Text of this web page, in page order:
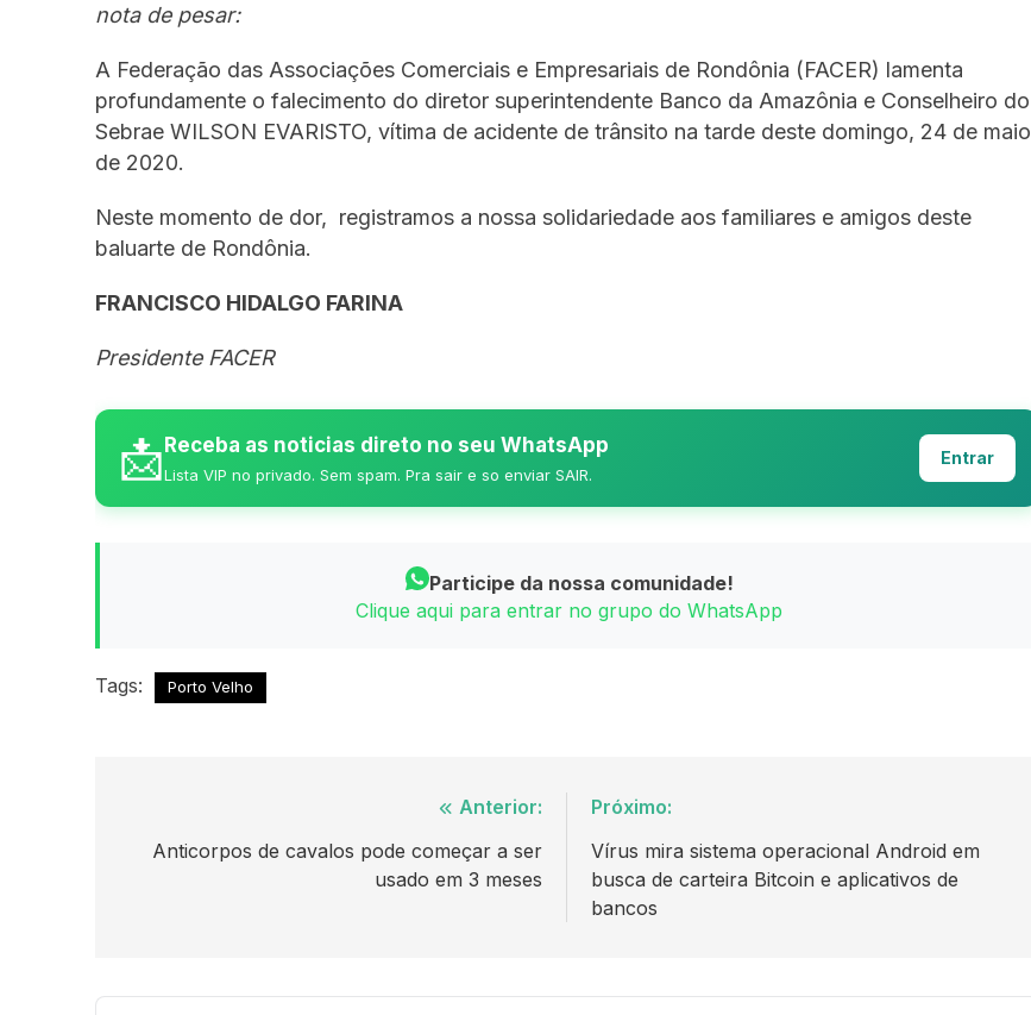
nota de pesar:
A Federação das Associações Comerciais e Empresariais de Rondônia (FACER) lamenta
profundamente o falecimento do diretor superintendente Banco da Amazônia e Conselheiro do
Sebrae WILSON EVARISTO, vítima de acidente de trânsito na tarde deste domingo, 24 de maio
de 2020.
Neste momento de dor, registramos a nossa solidariedade aos familiares e amigos deste
baluarte de Rondônia.
FRANCISCO HIDALGO FARINA
Presidente FACER
📩Receba as noticias direto no seu WhatsApp
Lista VIP no privado. Sem spam. Pra sair e so enviar SAIR.
Entrar
Participe da nossa comunidade!
Clique aqui para entrar no grupo do WhatsApp
Tags: Porto Velho
Anterior:
Anticorpos de cavalos pode começar a ser
usado em 3 meses
Próximo:
Vírus mira sistema operacional Android em
busca de carteira Bitcoin e aplicativos de
bancos